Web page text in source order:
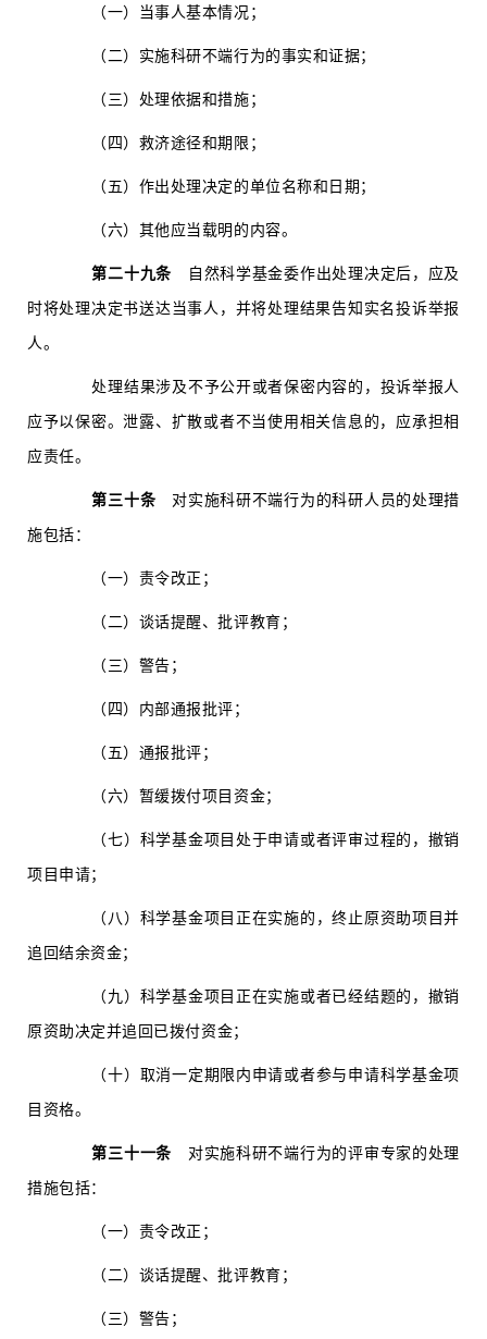
（一）当事人基本情况；
（二）实施科研不端行为的事实和证据；
（三）处理依据和措施；
（四）救济途径和期限；
（五）作出处理决定的单位名称和日期；
（六）其他应当载明的内容。
第二十九条 自然科学基金委作出处理决定后，应及
时将处理决定书送达当事人，并将处理结果告知实名投诉举报
人。
处理结果涉及不予公开或者保密内容的，投诉举报人
应予以保密。泄露、扩散或者不当使用相关信息的，应承担相
应责任。
第三十条 对实施科研不端行为的科研人员的处理措
施包括：
（一）责令改正；
（二）谈话提醒、批评教育；
（三）警告；
（四）内部通报批评；
（五）通报批评；
（六）暂缓拨付项目资金；
（七）科学基金项目处于申请或者评审过程的，撤销
项目申请；
（八）科学基金项目正在实施的，终止原资助项目并
追回结余资金；
（九）科学基金项目正在实施或者已经结题的，撤销
原资助决定并追回已拨付资金；
（十）取消一定期限内申请或者参与申请科学基金项
目资格。
第三十一条 对实施科研不端行为的评审专家的处理
措施包括：
（一）责令改正；
（二）谈话提醒、批评教育；
（三）警告；